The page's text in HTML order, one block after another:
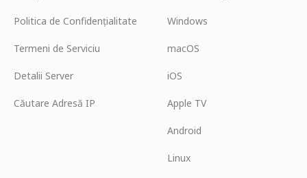
Politica de Confidențialitate
Termeni de Serviciu
Detalii Server
Căutare Adresă IP
Windows
macOS
iOS
Apple TV
Android
Linux